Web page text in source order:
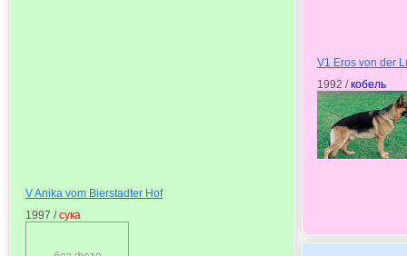
V Anika vom Bierstadter Hof
1997 /сука
V1 Eros von der
1992 /кобель